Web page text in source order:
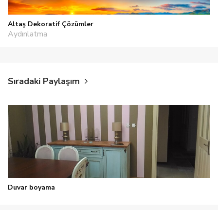
Altaş Dekoratif Çözümler
Aydınlatma
Sıradaki Paylaşım
Duvar boyama